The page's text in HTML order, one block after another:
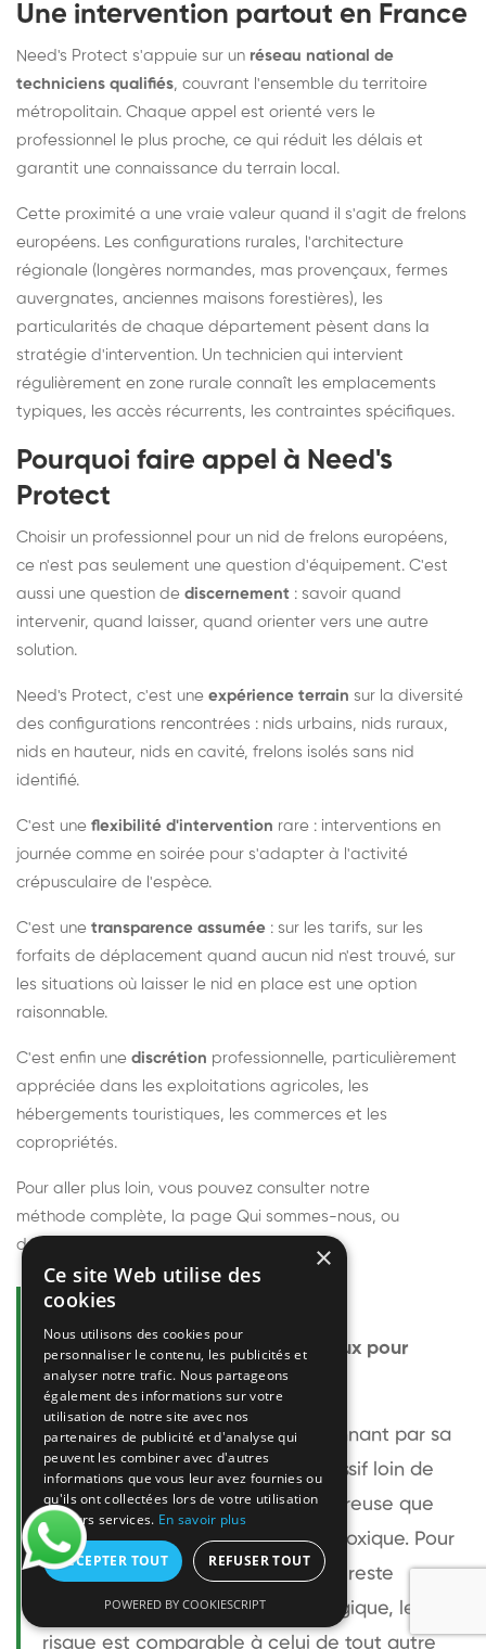
Une intervention partout en France
Need's Protect s'appuie sur un réseau national de
techniciens qualifiés, couvrant l'ensemble du territoire
métropolitain. Chaque appel est orienté vers le
professionnel le plus proche, ce qui réduit les délais et
garantit une connaissance du terrain local.
Cette proximité a une vraie valeur quand il s'agit de frelons
européens. Les configurations rurales, l'architecture
régionale (longères normandes, mas provençaux, fermes
auvergnates, anciennes maisons forestières), les
particularités de chaque département pèsent dans la
stratégie d'intervention. Un technicien qui intervient
régulièrement en zone rurale connaît les emplacements
typiques, les accès récurrents, les contraintes spécifiques.
Pourquoi faire appel à Need's
Protect
Choisir un professionnel pour un nid de frelons européens,
ce n'est pas seulement une question d'équipement. C'est
aussi une question de discernement : savoir quand
intervenir, quand laisser, quand orienter vers une autre
solution.
Need's Protect, c'est une expérience terrain sur la diversité
des configurations rencontrées : nids urbains, nids ruraux,
nids en hauteur, nids en cavité, frelons isolés sans nid
identifié.
C'est une flexibilité d'intervention rare : interventions en
journée comme en soirée pour s'adapter à l'activité
crépusculaire de l'espèce.
C'est une transparence assumée : sur les tarifs, sur les
forfaits de déplacement quand aucun nid n'est trouvé, sur
les situations où laisser le nid en place est une option
raisonnable.
C'est enfin une discrétion professionnelle, particulièrement
appréciée dans les exploitations agricoles, les
hébergements touristiques, les commerces et les
copropriétés.
Pour aller plus loin, vous pouvez consulter notre
méthode complète, la page Qui sommes-nous, ou
découvrir
Questions fréquentes
Le frelon européen est-il dangereux pour
l'homme ?
Le frelon européen est impressionnant par sa
taille mais relativement peu agressif loin de
son nid. Sa piqûre est plus douloureuse que
celle d'une guêpe sans être plus toxique. Pour
une personne non allergique, elle reste
bénigne. Pour une personne allergique, le
risque est comparable à celui de tout autre
×
Ce site Web utilise des
cookies
Nous utilisons des cookies pour
personnaliser le contenu, les publicités et
analyser notre trafic. Nous partageons
également des informations sur votre
utilisation de notre site avec nos
partenaires de publicité et d'analyse qui
peuvent les combiner avec d'autres
informations que vous leur avez fournies ou
qu'ils ont collectées lors de votre utilisation
de leurs services. En savoir plus
ACCEPTER TOUT REFUSER TOUT
POWERED BY COOKIESCRIPT